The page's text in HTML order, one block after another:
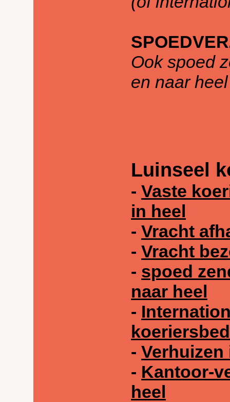
Ook spoed
en naar heel
Luinseel
- Vaste
in heel
- Vracht
- Vracht
- spoed
naar heel
-
- Verhuizen
- Kantoor-
heel